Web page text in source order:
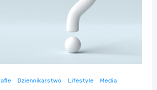
Dziennikarstwo Lifestyle Media